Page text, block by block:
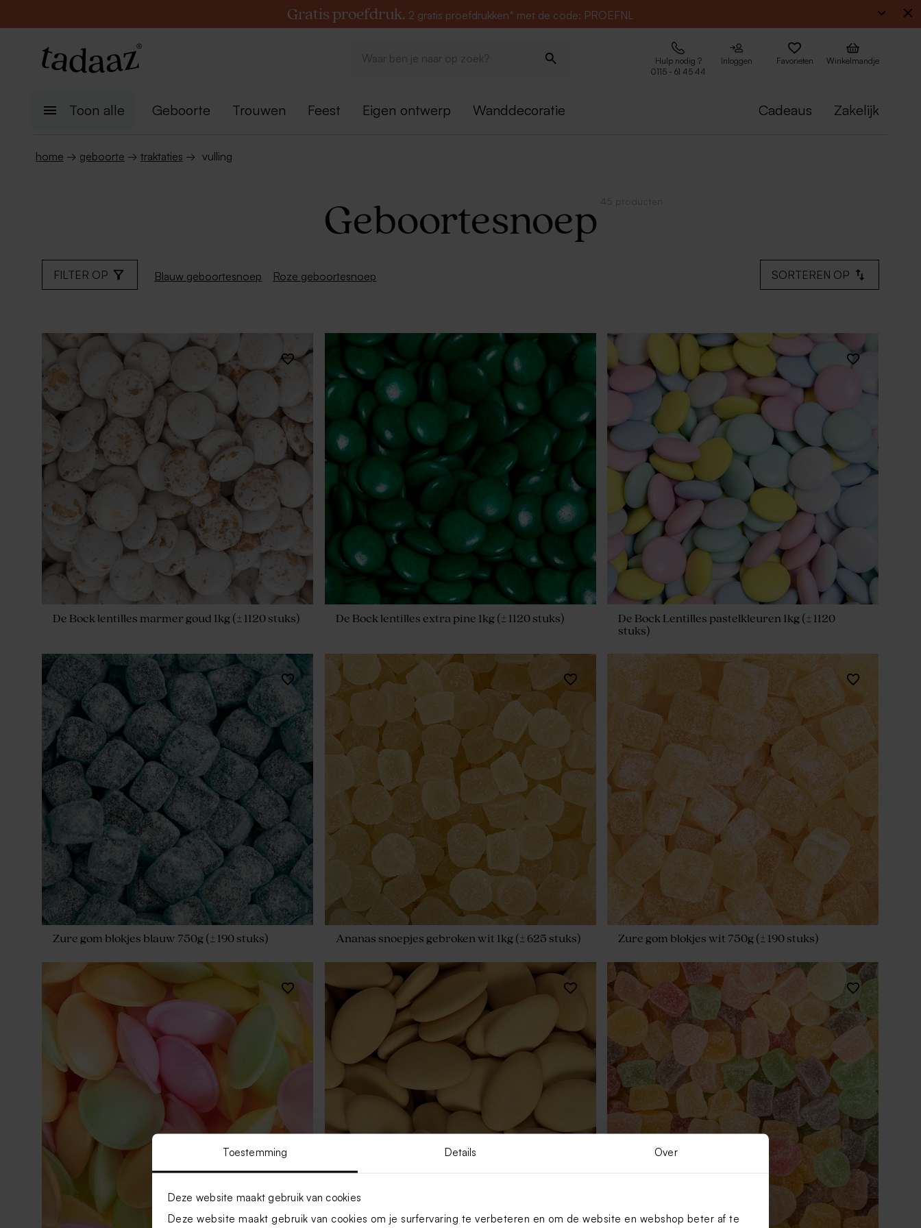
Toestemming Details Over
Deze website maakt gebruik van cookies
Deze website maakt gebruik van cookies om je surfervaring te verbeteren en om de website en webshop beter af te
Gratis proefdruk. 2 gratis proefdrukken* met de code: PROEFNL
Hulp nodig ?
0115 - 61 45 44
Inloggen Favorieten Winkelmandje
Toon alle Geboorte Trouwen Feest Eigen ontwerp Wanddecoratie Cadeaus Zakelijk
home → geboorte → traktaties → vulling
Geboortesnoep
FILTER OP Blauw geboortesnoep Roze geboortesnoep SORTEREN OP
De Bock lentilles marmer goud 1kg (± 1120 stuks) De Bock lentilles extra pine 1kg (± 1120 stuks)
De Bock Lentilles pastelkleuren 1kg (± 1120
stuks)
Zure gom blokjes blauw 750g (± 190 stuks) Ananas snoepjes gebroken wit 1kg (± 625 stuks) Zure gom blokjes wit 750g (± 190 stuks)